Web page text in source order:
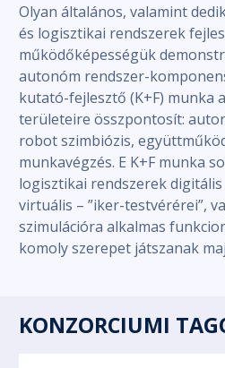
Olyan általános, valamint
és logisztikai rendszerek
működőképességük
autonóm rendszer-
kutató-fejlesztő (K+F) munka
területeire összpontosít:
robot szimbiózis,
munkavégzés. E K+F munka
logisztikai rendszerek digitális
virtuális – ”iker-testvérérei”,
szimulációra alkalmas
komoly szerepet játszanak
KONZORCIUMI